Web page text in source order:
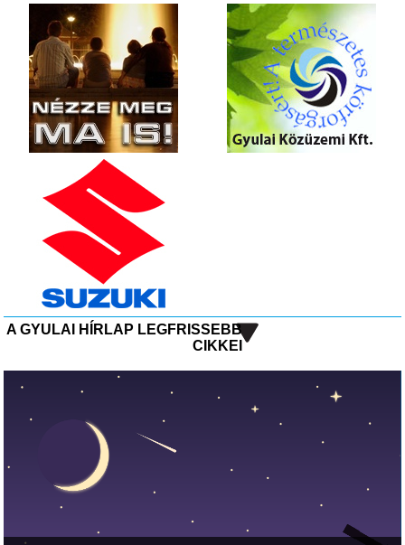
A GYULAI HÍRLAP LEGFRISSEBB
CIKKEI